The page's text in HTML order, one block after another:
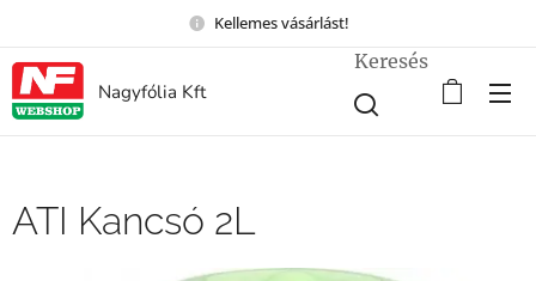
Kellemes vásárlást!
Nagyfólia Kft
Keresés
ATI Kancsó 2L